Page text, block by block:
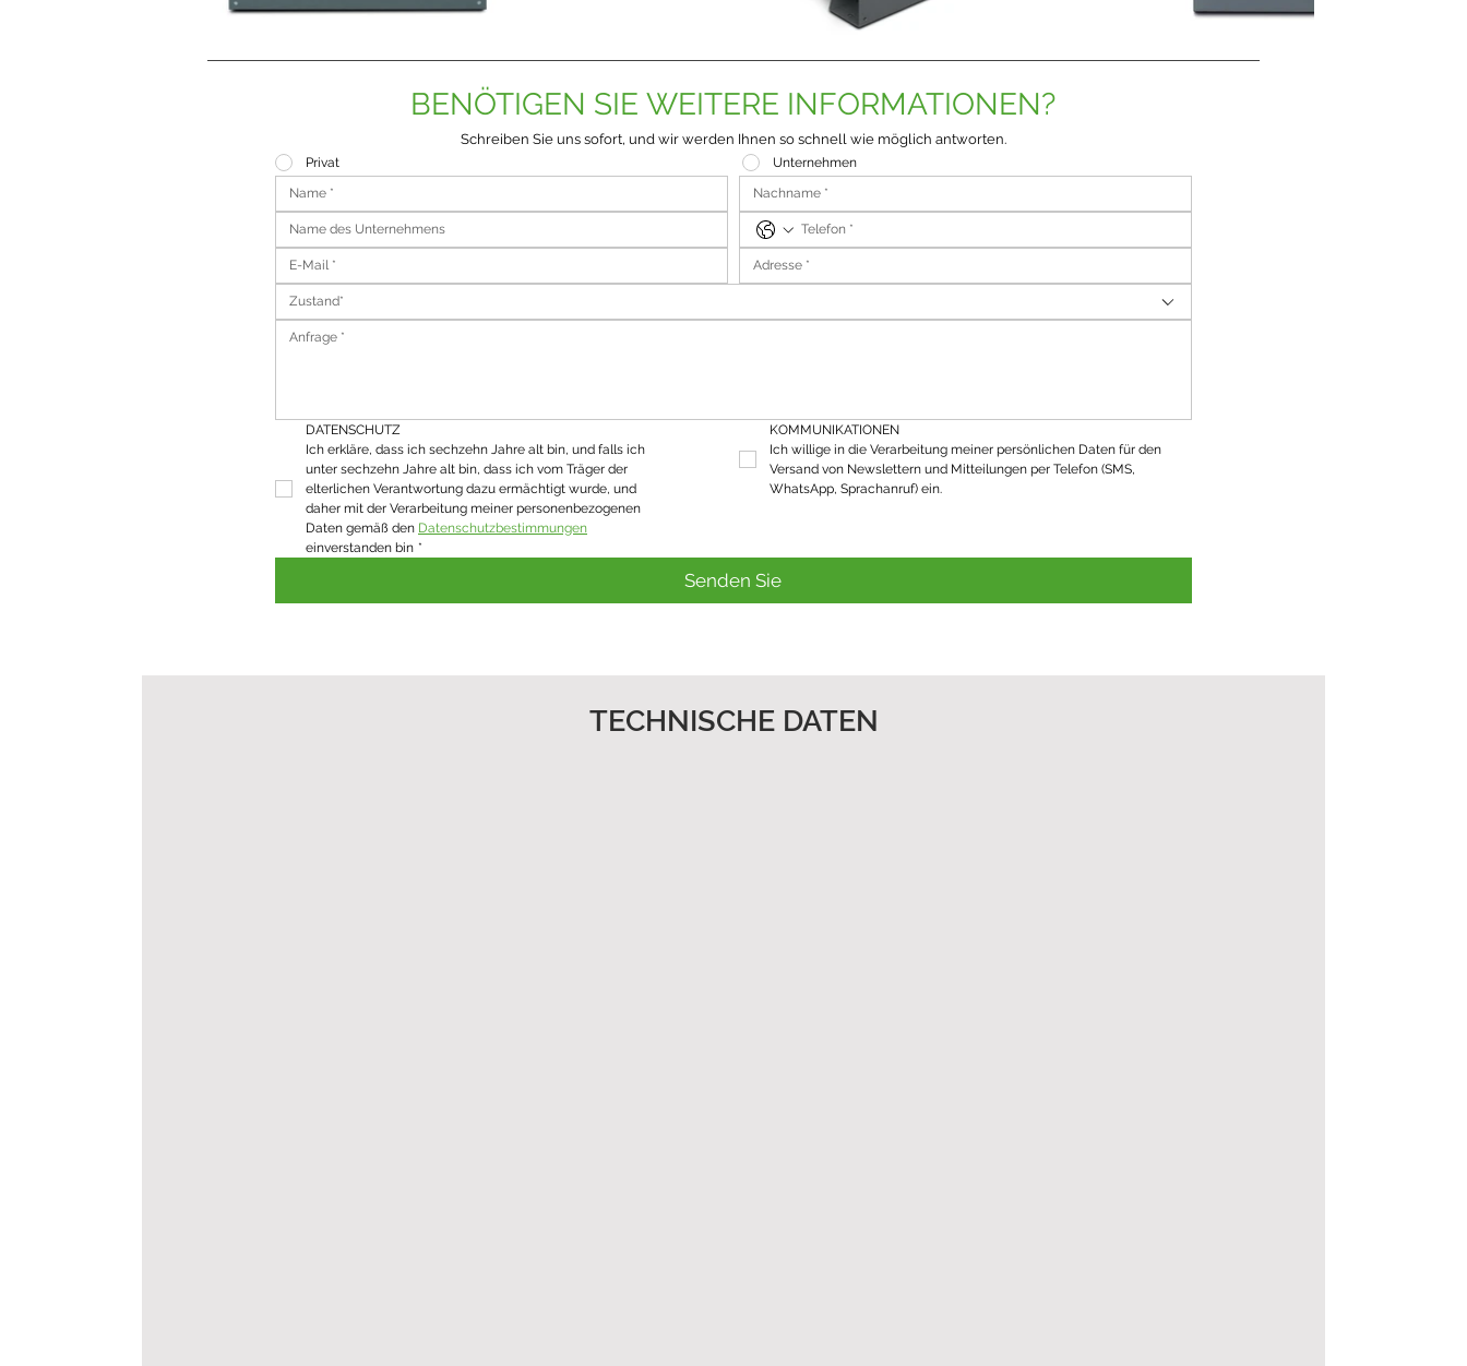
BENÖTIGEN SIE WEITERE INFORMATIONEN?
Schreiben Sie uns sofort, und wir werden Ihnen so schnell wie möglich antworten.
Privat Unternehmen
Zustand*
DATENSCHUTZ
Ich erkläre, dass ich sechzehn Jahre alt bin, und falls ich
unter sechzehn Jahre alt bin, dass ich vom Träger der
elterlichen Verantwortung dazu ermächtigt wurde, und
daher mit der Verarbeitung meiner personenbezogenen
Daten gemäß den Datenschutzbestimmungen
einverstanden bin *
KOMMUNIKATIONEN
Ich willige in die Verarbeitung meiner persönlichen Daten für den
Versand von Newslettern und Mitteilungen per Telefon (SMS,
WhatsApp, Sprachanruf) ein.
Senden Sie
TECHNISCHE DATEN